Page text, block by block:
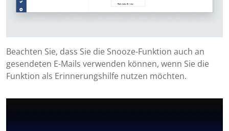
Beachten Sie, dass Sie die Snooze-Funktion auch an
gesendeten E-Mails verwenden können, wenn Sie die
Funktion als Erinnerungshilfe nutzen möchten.